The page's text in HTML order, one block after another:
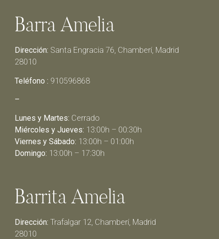
Barra Amelia
Dirección: Santa Engracia 76, Chamberí, Madrid
28010
Teléfono : 910596868
–
Lunes y Martes: Cerrado
Miércoles y Jueves: 13:00h – 00:30h
Viernes y Sábado: 13:00h – 01:00h
Domingo: 13:00h – 17:30h
Barrita Amelia
Dirección: Trafalgar 12, Chamberí, Madrid
28010